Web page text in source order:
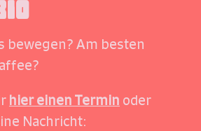
bewegen? Am besten
hier einen Termin oder
Nachricht: